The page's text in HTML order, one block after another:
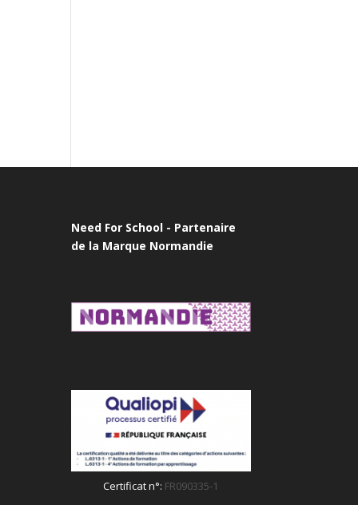
Need For School - Partenaire
de la Marque Normandie
Certificat n°: FR090335-1